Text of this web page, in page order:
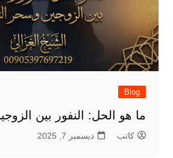
Blog
ما هو الحل: النفور بين
كاتب ديسمبر 7, 2025